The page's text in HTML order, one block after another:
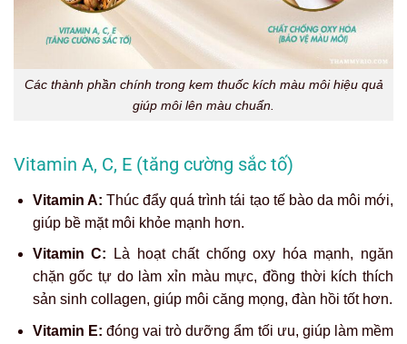
Các thành phần chính trong kem thuốc kích màu môi hiệu quả
giúp môi lên màu chuẩn.
Vitamin A, C, E (tăng cường sắc tố)
Vitamin A: Thúc đẩy quá trình tái tạo tế bào da môi mới,
giúp bề mặt môi khỏe mạnh hơn.
Vitamin C: Là
hoạt chất chống oxy hóa mạnh, ngăn
chặn gốc tự do làm xỉn màu mực, đồng thời kích thích
sản sinh collagen, giúp môi căng mọng, đàn hồi tốt hơn.
Vitamin E: đóng vai trò dưỡng ẩm tối ưu, giúp làm mềm